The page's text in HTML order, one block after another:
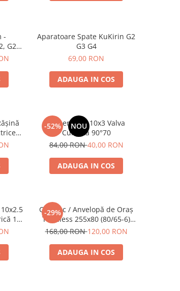
-
G2
Aparatoare Spate KuKirin G2
G3 G4
69,00 RON
ADAUGA IN COS
A1 și
-52% NOU
Camera Aer 10x3 Valva
Curbata 90°70
84,00 RON40,00 RON
ADAUGA IN COS
10
-29%
Cauciuc / Anvelopă de Oraș
Tubeless 255x80 (80/65-6)
pentru KuKirin G2 Max și
Profil Urban Trotinetă
Electrică
168,00 RON120,00 RON
ADAUGA IN COS